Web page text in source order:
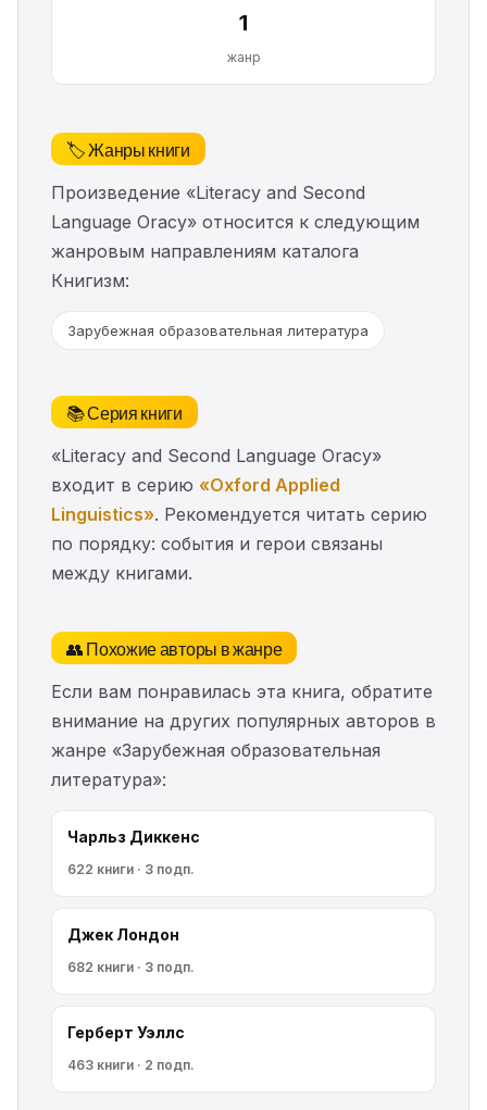
1
жанр
🏷️ Жанры книги
Произведение «Literacy and Second
Language Oracy» относится к следующим
жанровым направлениям каталога
Книгизм:
Зарубежная образовательная литература
📚 Серия книги
«Literacy and Second Language Oracy»
входит в серию «Oxford Applied
Linguistics». Рекомендуется читать серию
по порядку: события и герои связаны
между книгами.
👥 Похожие авторы в жанре
Если вам понравилась эта книга, обратите
внимание на других популярных авторов в
жанре «Зарубежная образовательная
литература»:
Чарльз Диккенс
622 книги · 3 подп.
Джек Лондон
682 книги · 3 подп.
Герберт Уэллс
463 книги · 2 подп.